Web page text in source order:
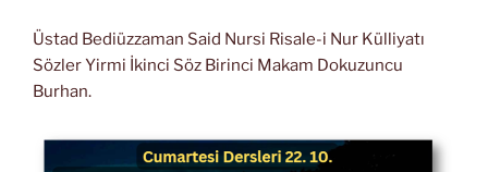
Üstad Bediüzzaman Said Nursi Risale-i Nur Külliyatı
Sözler Yirmi İkinci Söz Birinci Makam Dokuzuncu
Burhan.